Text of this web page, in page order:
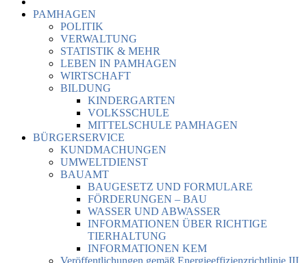
PAMHAGEN
POLITIK
VERWALTUNG
STATISTIK & MEHR
LEBEN IN PAMHAGEN
WIRTSCHAFT
BILDUNG
KINDERGARTEN
VOLKSSCHULE
MITTELSCHULE PAMHAGEN
BÜRGERSERVICE
KUNDMACHUNGEN
UMWELTDIENST
BAUAMT
BAUGESETZ UND FORMULARE
FÖRDERUNGEN – BAU
WASSER UND ABWASSER
INFORMATIONEN ÜBER RICHTIGE
TIERHALTUNG
INFORMATIONEN KEM
Veröffentlichungen gemäß Energieeffizienzrichtlinie III